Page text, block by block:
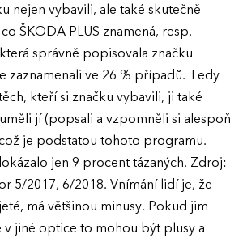
nejen vybavili, ale také skutečně
ŠKODA PLUS znamená, resp.
správně popisovala značku
zaznamenali ve 26 % případů. Tedy
kteří si značku vybavili, ji také
jí (popsali a vzpomněli si alespoň
je podstatou tohoto programu.
jen 9 procent tázaných. Zdroj:
5/2017, 6/2018. Vnímání lidí je, že
má většinou minusy. Pokud jim
v jiné optice to mohou být plusy a